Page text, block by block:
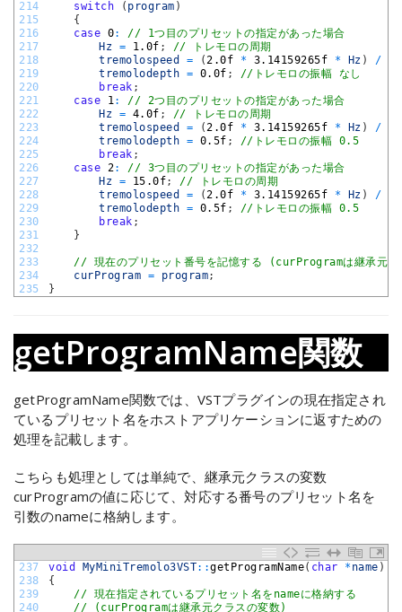
214
215
216
217
218
219
220
221
222
223
224
225
226
227
228
229
230
231
232
233
234
235
switch
( program )
{
case 0:
// 1つ目のプリセットの指定があった場合
Hz = 1.0f ;
// トレモロの周期
tremolospeed
= (2.0f * 3.14159265f * Hz ) /
tremolodepth = 0.0f ;
//トレモロの振幅 なし
break ;
case
1:
// 2つ目のプリセットの指定があった場合
Hz = 4.0f ;
// トレモロの周期
tremolospeed
= (2.0f * 3.14159265f * Hz ) /
tremolodepth = 0.5f ;
//トレモロの振幅 0.5
break ;
case 2:
// 3つ目のプリセットの指定があった場合
Hz = 15.0f;
// トレモロの周期
tremolospeed
= (2.0f * 3.14159265f * Hz ) /
tremolodepth = 0.5f ;
//トレモロの振幅 0.5
break ;
}
// 現在のプリセット番号を記憶する (curProgramは継承元ク
curProgram = program;
}
getProgramName関数
getProgramName関数では、VSTプラグインの現在指定され
ているプリセット名をホストアプリケーションに返すための
処理を記載します。
こちらも処理としては単純で、継承元クラスの変数
curProgramの値に応じて、対応する番号のプリセット名を
引数のnameに格納します。
237
238
239
240
void MyMiniTremolo3VST::getProgramName( char * name )
{
// 現在指定されているプリセット名をnameに格納する
// (curProgramは継承元クラスの変数)